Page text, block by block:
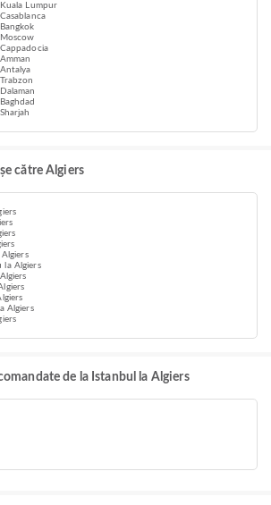
Lumpur
către Algiers
la Algiers
Algiers
de la Istanbul la Algiers